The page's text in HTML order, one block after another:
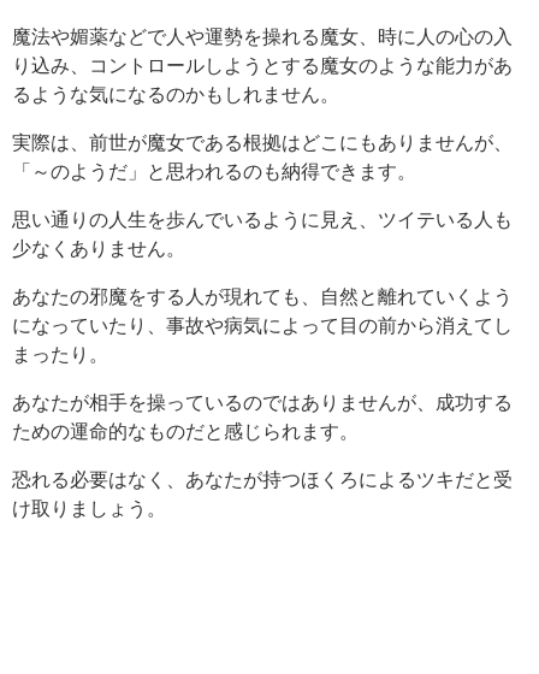
魔法や媚薬などで人や運勢を操れる魔女、時に人の心の入
り込み、コントロールしようとする魔女のような能力があ
るような気になるのかもしれません。
実際は、前世が魔女である根拠はどこにもありませんが、
「～のようだ」と思われるのも納得できます。
思い通りの人生を歩んでいるように見え、ツイテいる人も
少なくありません。
あなたの邪魔をする人が現れても、自然と離れていくよう
になっていたり、事故や病気によって目の前から消えてし
まったり。
あなたが相手を操っているのではありませんが、成功する
ための運命的なものだと感じられます。
恐れる必要はなく、あなたが持つほくろによるツキだと受
け取りましょう。